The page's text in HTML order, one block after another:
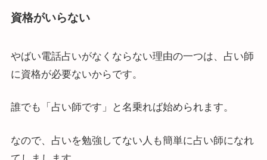
資格がいらない
やばい電話占いがなくならない理由の一つは、占い師
に資格が必要ないからです。
誰でも「占い師です」と名乗れば始められます。
なので、占いを勉強してない人も簡単に占い師になれ